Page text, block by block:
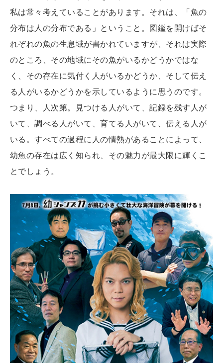
私は常々考えていることがあります。それは、「魚の
分布は人の分布である」ということ。図鑑を開けばそ
れぞれの魚の生息域が書かれていますが、それは実際
のところ、その地域にその魚がいるかどうかではな
く、その存在に気付く人がいるかどうか、そして伝え
る人がいるかどうかを示しているように思うのです。
つまり、人次第。見つける人がいて、記録を残す人が
いて、調べる人がいて、育てる人がいて、伝える人が
いる。すべての過程に人の情熱があることによって、
幼魚の存在は広く知られ、その魅力が最大限に輝くこ
とでしょう。